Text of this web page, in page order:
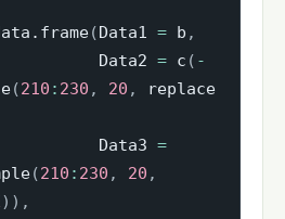
(Data1 = b ,
                        Data2
= c ( -
(210 : 230 , 20 ,
                        Data3
=
(210 : 230 , 20 ,
) ) ,